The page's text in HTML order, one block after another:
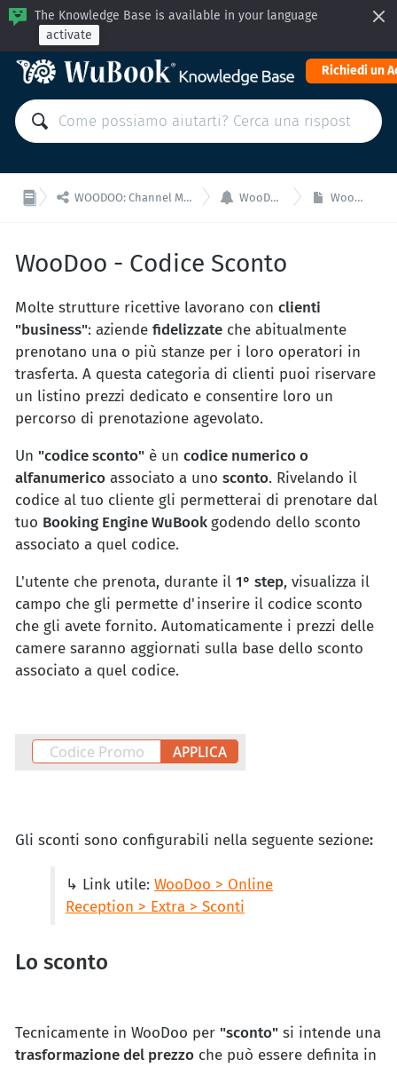
The Knowledge Base is available in your language
activate
Richiedi un
 WOODOO: Channel Manager, Booking Engine per integrazioni API  WooDoo - Online Reception WooDoo - Codice Sconto
WooDoo - Codice Sconto
Molte strutture ricettive lavorano con clienti
"business": aziende fidelizzate che abitualmente
prenotano una o più stanze per i loro operatori in
trasferta. A questa categoria di clienti puoi riservare
un listino prezzi dedicato e consentire loro un
percorso di prenotazione agevolato.
Un "codice sconto" è un codice numerico o
alfanumerico associato a uno sconto. Rivelando il
codice al tuo cliente gli permetterai di prenotare dal
tuo Booking Engine WuBookgodendo dello sconto
associato a quel codice.
L'utente che prenota, durante il 1° step, visualizza il
campo che gli permette d'inserire il codice sconto
che gli avete fornito. Automaticamente i prezzi delle
camere saranno aggiornati sulla base dello sconto
associato a quel codice.
Gli sconti sono configurabili nella seguente sezione:
↳ Link utile: WooDoo > Online
Reception > Extra > Sconti
Lo sconto
Tecnicamente in WooDoo per "sconto" si intende una
trasformazione del prezzo che può essere definita in